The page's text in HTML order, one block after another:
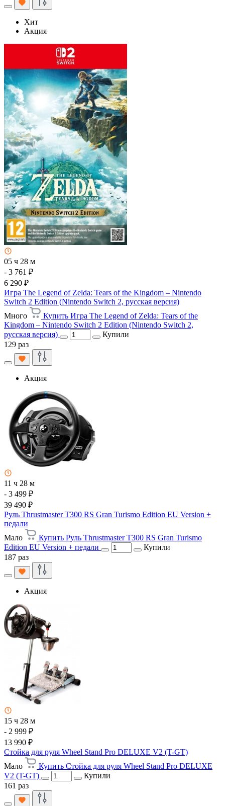
Хит
Акция
05 ч 28 м
- 3 761 ₽
6 290 ₽
Игра The Legend of Zelda: Tears of the Kingdom – Nintendo
Switch 2 Edition (Nintendo Switch 2, русская версия)
Много
Купить Игра The Legend of Zelda: Tears of the
Kingdom – Nintendo Switch 2 Edition (Nintendo Switch 2,
русская версия)
Купили
129 раз
Акция
11 ч 28 м
- 3 499 ₽
39 490 ₽
Руль Thrustmaster T300 RS Gran Turismo Edition EU Version +
педали
Мало
Купить Руль Thrustmaster T300 RS Gran Turismo
Edition EU Version + педали
Купили
187 раз
Акция
15 ч 28 м
- 2 999 ₽
13 990 ₽
Стойка для руля Wheel Stand Pro DELUXE V2 (T-GT)
Мало
Купить Стойка для руля Wheel Stand Pro DELUXE
V2 (T-GT)
Купили
161 раз